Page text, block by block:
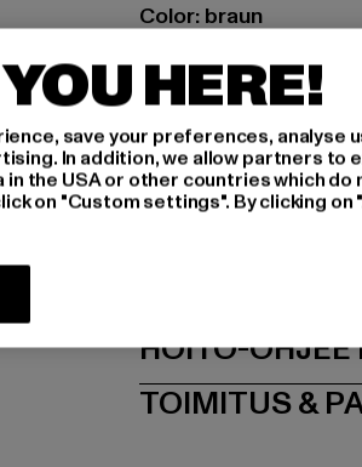
Color: braun
Materiaalin
Art.Nr: DSTS143-01921
Valmistaja: Dropsize
Motzener Straße 6 |
HOITO-
TOIMITUS &
HERE!
save your preferences, analyse
In addition, we allow partners to
the USA or other countries which do
on "Custom settings". By clicking